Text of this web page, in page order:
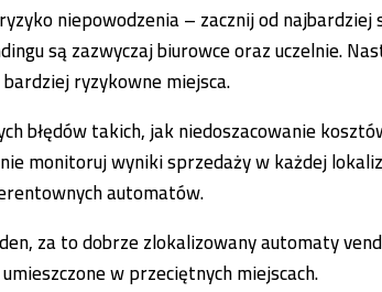
niepowodzenia – zacznij od
są zazwyczaj biurowce oraz uczelnie.
ryzykowne miejsca.
błędów takich, jak niedoszacowanie
monitoruj wyniki sprzedaży w każdej
automatów.
za to dobrze zlokalizowany automaty
w przeciętnych miejscach.